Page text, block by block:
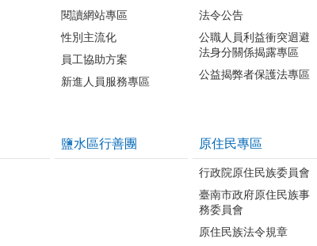
閱讀網站專區
性別主流化
員工協助方案
新進人員服務專區
法令公告
公職人員利益衝突迴避
法身分關係揭露專區
公益揭弊者保護法專區
鹽水區行善團 原住民專區
行政院原住民族委員會
臺南市政府原住民族事
務委員會
原住民族法令規章